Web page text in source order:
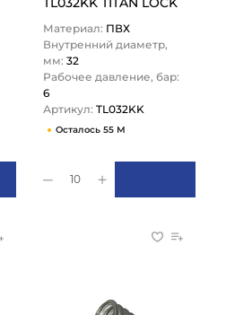
Материал: ПВХ
Внутренний диаметр,
мм: 32
Рабочее давление, бар:
6
Артикул: TL032KK
Осталось 55 М
10